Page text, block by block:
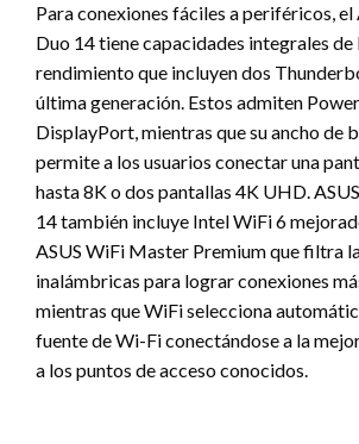
Para conexiones fáciles a periféricos, el
Duo 14 tiene capacidades integrales de
rendimiento que incluyen dos
última generación. Estos admiten
DisplayPort, mientras que su ancho de
permite a los usuarios conectar una
hasta 8K o dos pantallas 4K UHD.
14 también incluye Intel WiFi 6
ASUS WiFi Master Premium que filtra
inalámbricas para lograr conexiones
mientras que WiFi selecciona
fuente de Wi-Fi conectándose a la
a los puntos de acceso conocidos.